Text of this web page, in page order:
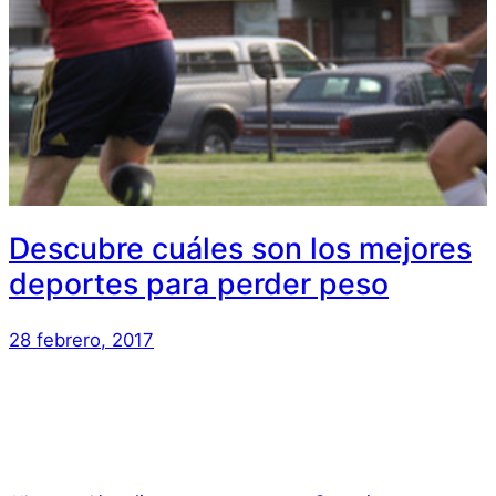
Descubre cuáles son los mejores
deportes para perder peso
28 febrero, 2017